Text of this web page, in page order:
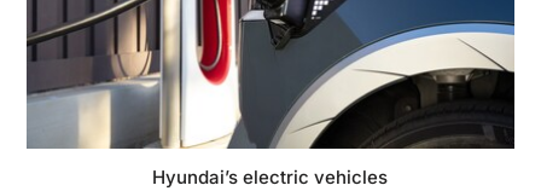
Hyundai’s electric vehicles